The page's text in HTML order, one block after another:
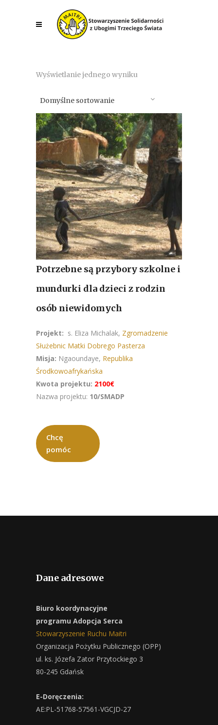
Wyświetlanie jednego wyniku
Domyślne sortowanie
Potrzebne są przybory szkolne i
mundurki dla dzieci z rodzin
osób niewidomych
Projekt: s. Eliza Michalak, Zgromadzenie
Służebnic Matki Dobrego Pasterza
Misja: Ngaoundaye, Republika
Środkowoafrykańska
Kwota projektu: 2100€
Nazwa projektu: 10/SMADP
Chcę
pomóc
Dane adresowe
Biuro koordynacyjne
programu Adopcja Serca
Stowarzyszenie Ruchu Maitri
Organizacja Pożytku Publicznego (OPP)
ul. ks. Józefa Zator Przytockiego 3
80-245 Gdańsk
E-Doręczenia:
AE:PL-51768-57561-VGCJD-27